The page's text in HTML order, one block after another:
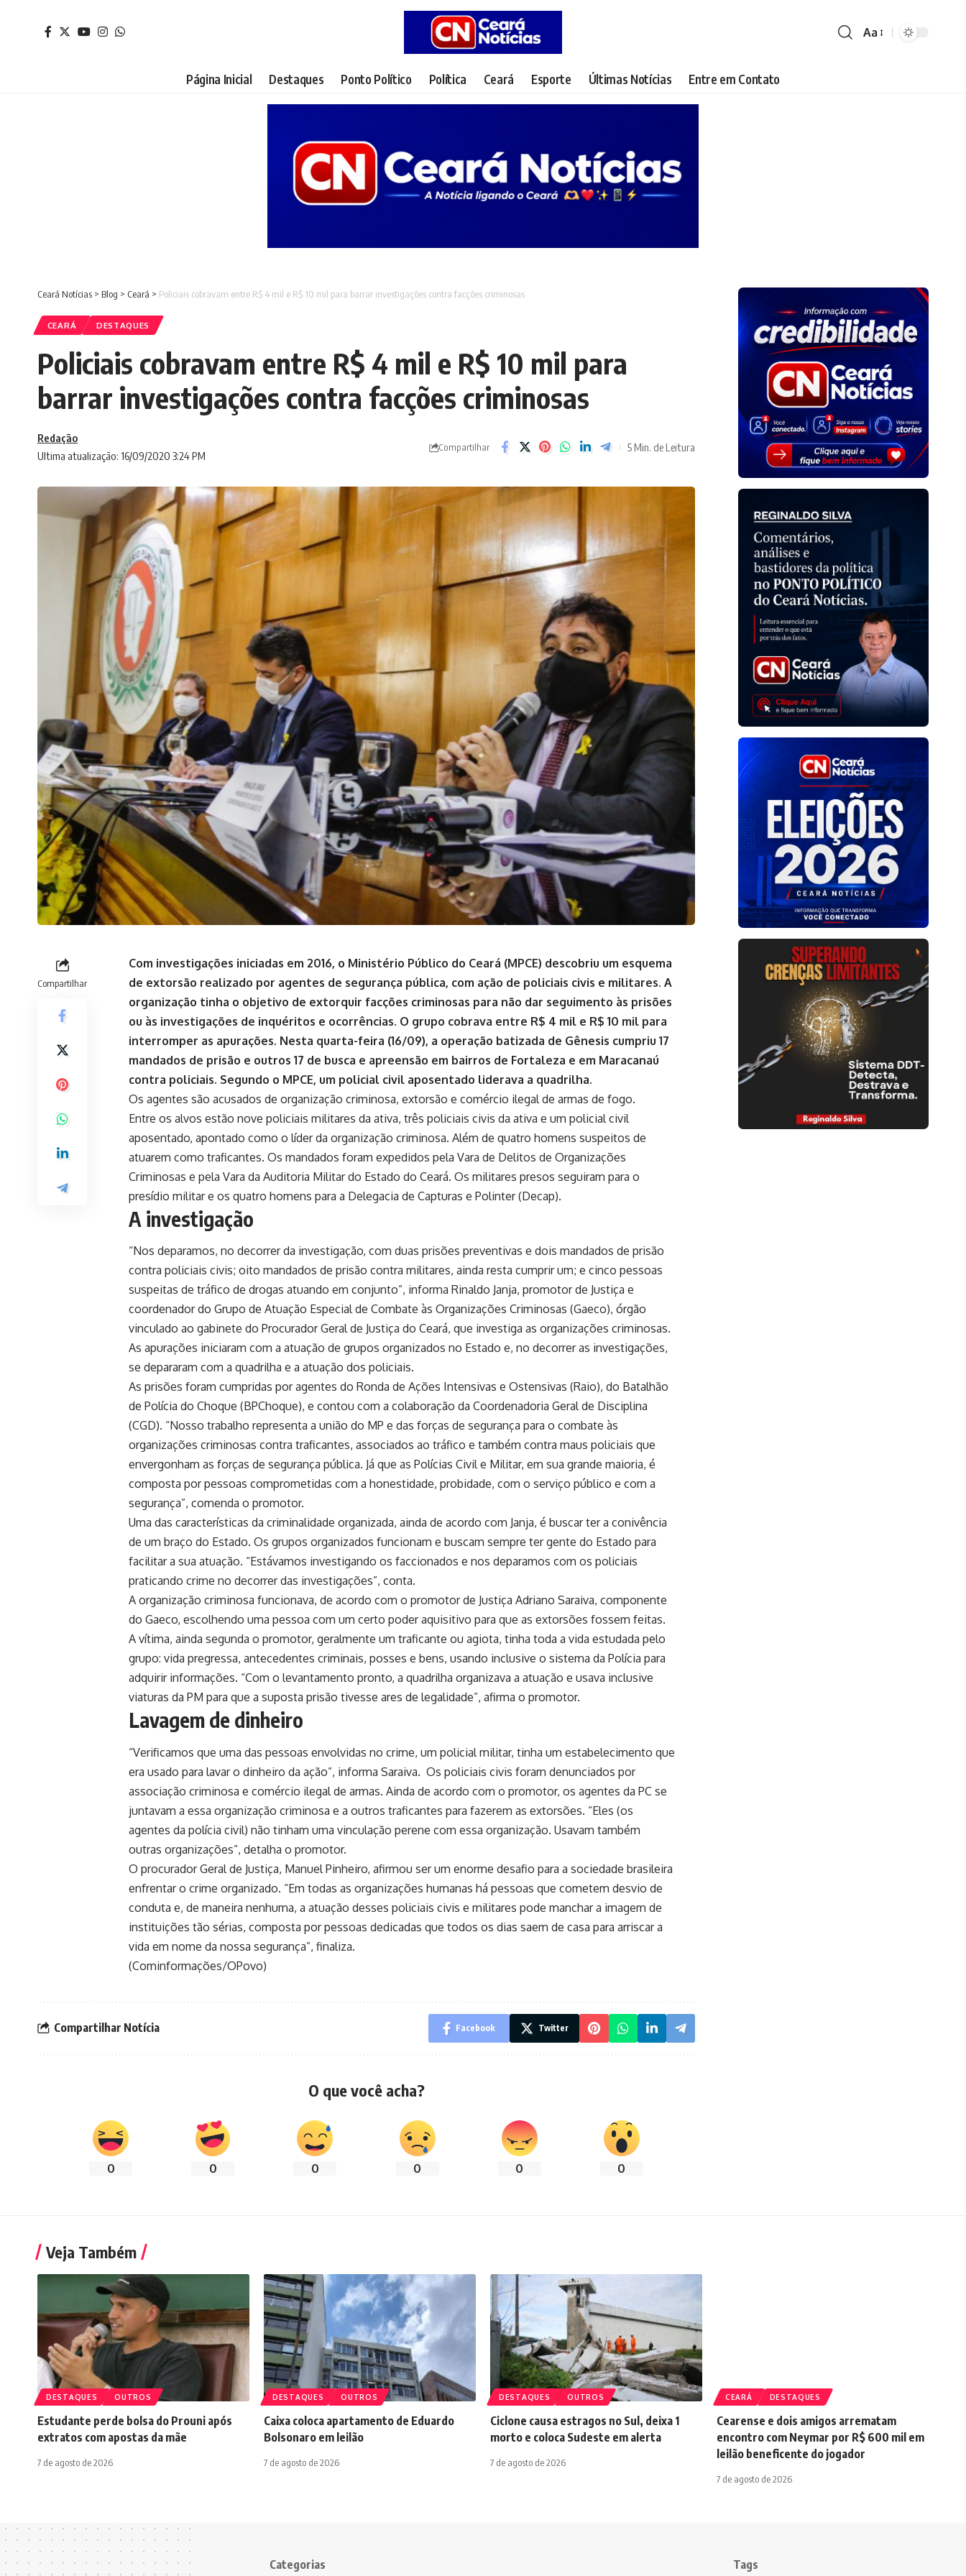
Font
Aa
Página Inicial Destaques Ponto Político Política Ceará Esporte Últimas Notícias Entre em Contato
Ceará Notícias > Blog > Ceará > Policiais cobravam entre R$ 4 mil e R$ 10 mil para barrar investigações contra facções criminosas
CEARÁ DESTAQUES
Policiais cobravam entre R$ 4 mil e R$ 10 mil para
barrar investigações contra facções criminosas
Ultima atualização: 16/09/2020 3:24 PM
Redação
Compartilhar 5 Min. de Leitura
Compartilhar
Com investigações iniciadas em 2016, o Ministério Público do Ceará (MPCE) descobriu um esquema
de extorsão realizado por agentes de segurança pública, com ação de policiais civis e militares. A
organização tinha o objetivo de extorquir facções criminosas para não dar seguimento às prisões
ou às investigações de inquéritos e ocorrências. O grupo cobrava entre R$ 4 mil e R$ 10 mil para
interromper as apurações. Nesta quarta-feira (16/09), a operação batizada de Gênesis cumpriu 17
mandados de prisão e outros 17 de busca e apreensão em bairros de Fortaleza e em Maracanaú
contra policiais. Segundo o MPCE, um policial civil aposentado liderava a quadrilha.
Os agentes são acusados de organização criminosa, extorsão e comércio ilegal de armas de fogo.
Entre os alvos estão nove policiais militares da ativa, três policiais civis da ativa e um policial civil
aposentado, apontado como o líder da organização criminosa. Além de quatro homens suspeitos de
atuarem como traficantes. Os mandados foram expedidos pela Vara de Delitos de Organizações
Criminosas e pela Vara da Auditoria Militar do Estado do Ceará. Os militares presos seguiram para o
presídio militar e os quatro homens para a Delegacia de Capturas e Polinter (Decap).
A investigação
“Nos deparamos, no decorrer da investigação, com duas prisões preventivas e dois mandados de prisão
contra policiais civis; oito mandados de prisão contra militares, ainda resta cumprir um; e cinco pessoas
suspeitas de tráfico de drogas atuando em conjunto”, informa Rinaldo Janja, promotor de Justiça e
coordenador do Grupo de Atuação Especial de Combate às Organizações Criminosas (Gaeco), órgão
vinculado ao gabinete do Procurador Geral de Justiça do Ceará, que investiga as organizações criminosas.
As apurações iniciaram com a atuação de grupos organizados no Estado e, no decorrer as investigações,
se depararam com a quadrilha e a atuação dos policiais.
As prisões foram cumpridas por agentes do Ronda de Ações Intensivas e Ostensivas (Raio), do Batalhão
de Polícia do Choque (BPChoque), e contou com a colaboração da Coordenadoria Geral de Disciplina
(CGD). “Nosso trabalho representa a união do MP e das forças de segurança para o combate às
organizações criminosas contra traficantes, associados ao tráfico e também contra maus policiais que
envergonham as forças de segurança pública. Já que as Polícias Civil e Militar, em sua grande maioria, é
composta por pessoas comprometidas com a honestidade, probidade, com o serviço público e com a
segurança”, comenda o promotor.
Uma das características da criminalidade organizada, ainda de acordo com Janja, é buscar ter a conivência
de um braço do Estado. Os grupos organizados funcionam e buscam sempre ter gente do Estado para
facilitar a sua atuação. “Estávamos investigando os faccionados e nos deparamos com os policiais
praticando crime no decorrer das investigações”, conta.
A organização criminosa funcionava, de acordo com o promotor de Justiça Adriano Saraiva, componente
do Gaeco, escolhendo uma pessoa com um certo poder aquisitivo para que as extorsões fossem feitas.
A vítima, ainda segunda o promotor, geralmente um traficante ou agiota, tinha toda a vida estudada pelo
grupo: vida pregressa, antecedentes criminais, posses e bens, usando inclusive o sistema da Polícia para
adquirir informações. “Com o levantamento pronto, a quadrilha organizava a atuação e usava inclusive
viaturas da PM para que a suposta prisão tivesse ares de legalidade”, afirma o promotor.
Lavagem de dinheiro
“Verificamos que uma das pessoas envolvidas no crime, um policial militar, tinha um estabelecimento que
era usado para lavar o dinheiro da ação”, informa Saraiva. Os policiais civis foram denunciados por
associação criminosa e comércio ilegal de armas. Ainda de acordo com o promotor, os agentes da PC se
juntavam a essa organização criminosa e a outros traficantes para fazerem as extorsões. “Eles (os
agentes da polícia civil) não tinham uma vinculação perene com essa organização. Usavam também
outras organizações”, detalha o promotor.
O procurador Geral de Justiça, Manuel Pinheiro, afirmou ser um enorme desafio para a sociedade brasileira
enfrentar o crime organizado. “Em todas as organizações humanas há pessoas que cometem desvio de
conduta e, de maneira nenhuma, a atuação desses policiais civis e militares pode manchar a imagem de
instituições tão sérias, composta por pessoas dedicadas que todos os dias saem de casa para arriscar a
vida em nome da nossa segurança”, finaliza.
(Cominformações/OPovo)
Compartilhar Notícia Facebook Twitter
O que você acha?
0 0 0 0 0 0
Veja Também
DESTAQUES OUTROS
Estudante perde bolsa do Prouni após
extratos com apostas da mãe
7 de agosto de 2026
DESTAQUES OUTROS
Caixa coloca apartamento de Eduardo
Bolsonaro em leilão
7 de agosto de 2026
DESTAQUES OUTROS
Ciclone causa estragos no Sul, deixa 1
morto e coloca Sudeste em alerta
7 de agosto de 2026
CEARÁ DESTAQUES
Cearense e dois amigos arrematam
encontro com Neymar por R$ 600 mil em
leilão beneficente do jogador
7 de agosto de 2026
Categorias Tags